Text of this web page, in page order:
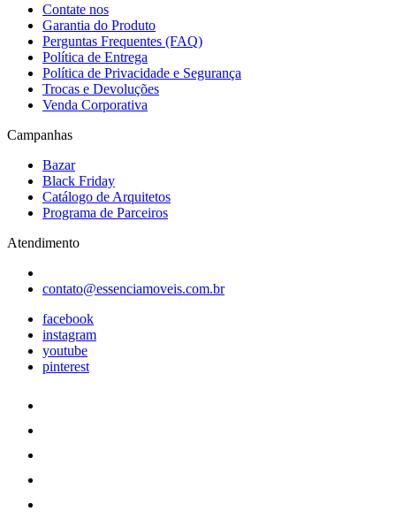
Contate nos
Garantia do Produto
Perguntas Frequentes (FAQ)
Política de Entrega
Política de Privacidade e Segurança
Trocas e Devoluções
Venda Corporativa
Campanhas
Bazar
Black Friday
Catálogo de Arquitetos
Programa de Parceiros
Atendimento
contato@essenciamoveis.com.br
facebook
instagram
youtube
pinterest